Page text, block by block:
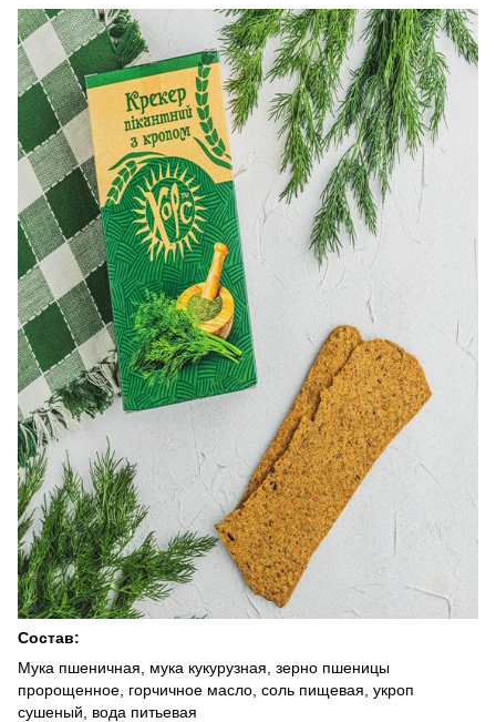
Состав:
Мука пшеничная, мука кукурузная, зерно пшеницы
пророщенное, горчичное масло, соль пищевая, укроп
сушеный, вода питьевая